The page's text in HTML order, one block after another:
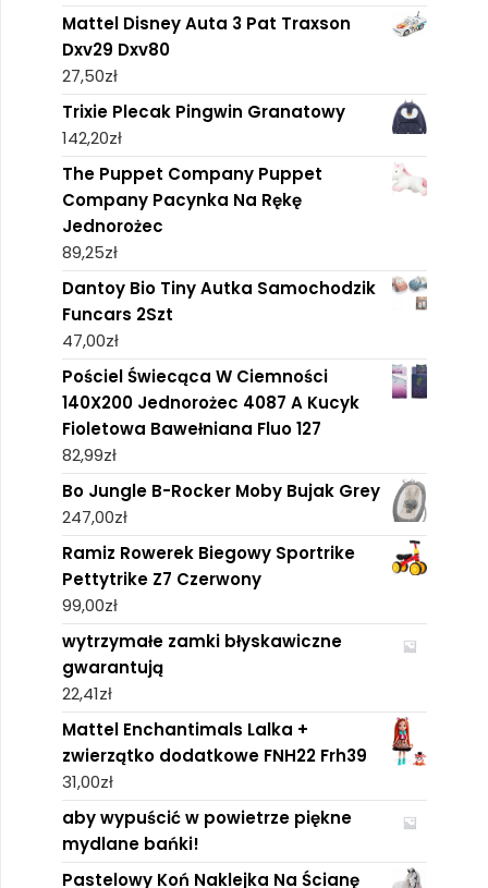
Mattel Disney Auta 3 Pat Traxson
Dxv29 Dxv80
27,50zł
Trixie Plecak Pingwin Granatowy
142,20zł
The Puppet Company Puppet
Company Pacynka Na Rękę
Jednorożec
89,25zł
Dantoy Bio Tiny Autka Samochodzik
Funcars 2Szt
47,00zł
Pościel Świecąca W Ciemności
140X200 Jednorożec 4087 A Kucyk
Fioletowa Bawełniana Fluo 127
82,99zł
Bo Jungle B-Rocker Moby Bujak Grey
247,00zł
Ramiz Rowerek Biegowy Sportrike
Pettytrike Z7 Czerwony
99,00zł
wytrzymałe zamki błyskawiczne
gwarantują
22,41zł
Mattel Enchantimals Lalka +
zwierzątko dodatkowe FNH22 Frh39
31,00zł
aby wypuścić w powietrze piękne
mydlane bańki!
Pastelowy Koń Naklejka Na Ścianę